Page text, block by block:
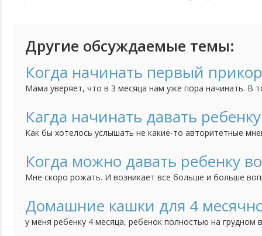
Другие обсуждаемые темы:
Когда начинать первый
Мама уверяет, что в 3 месяца нам уже пора начинать. В
Кагда начинать давать
Как бы хотелось услышать не какие-то авторитетные
добавлять в рацион ребенка овощи? Моей дочке 3
моя мама вообще говорит, что не раньше 6 месяцев
Когда можно давать ребенку
Мне скоро рожать. И возникает все больше и больше
говорят, что если кормишь грудью, воду давать не
молоко сладкое, а вода, как ни как, нужна всем.
Спасибо...
Домашние кашки для 4
у меня ребенку 4 месяца, ребенок полностью на грудном